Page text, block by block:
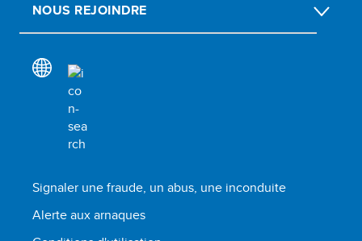
NOUS REJOINDRE
Signaler une fraude, un abus, une inconduite
Alerte aux arnaques